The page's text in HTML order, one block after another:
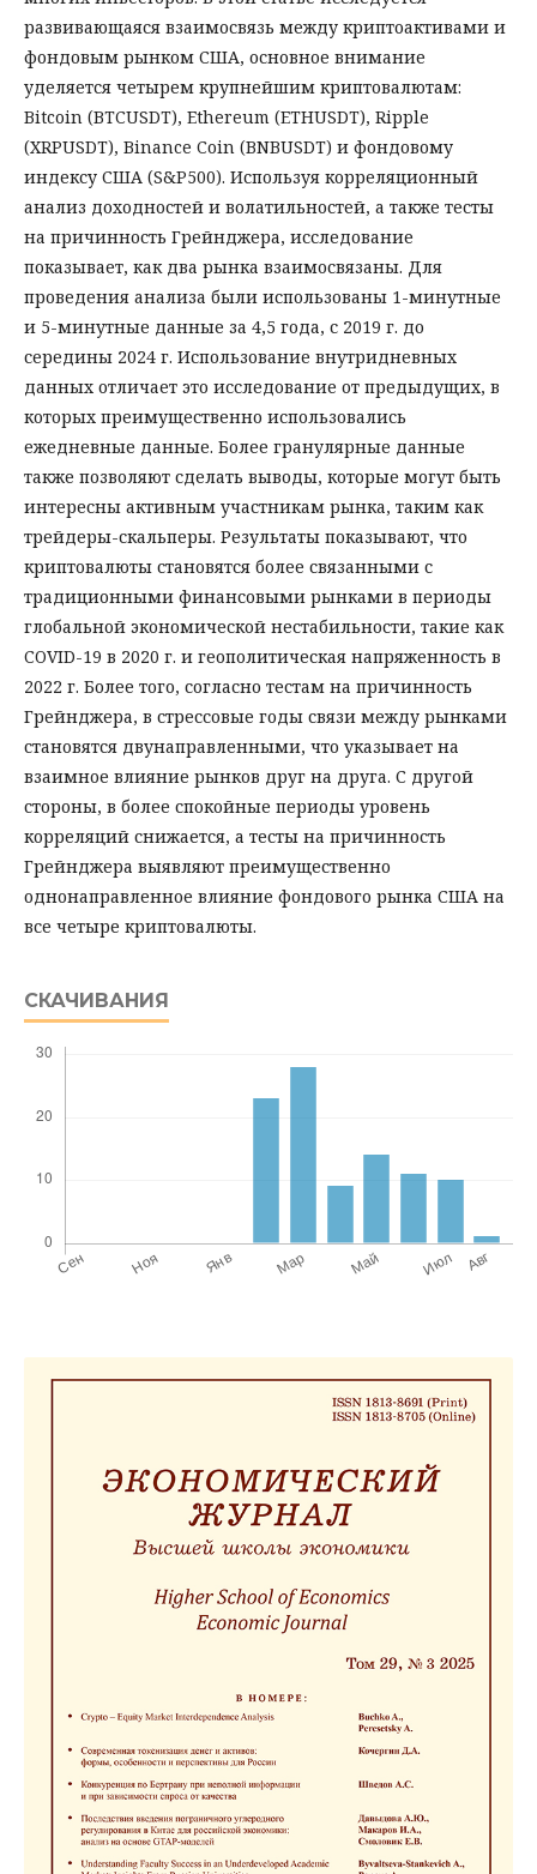
развивающаяся взаимосвязь между криптоактивами и
фондовым рын­ком США, основное внимание
уделяется четырем крупнейшим криптовалютам:
Bitcoin (BTCUSDT), Ethereum (ETHUSDT), Ripple
(XRPUSDT), Binance Coin (BNBUSDT) и фондовому
индексу США (S&P500). Используя корреляционный
анализ доходностей и волатильностей, а также тесты
на причинность Грейнджера, исследование
показывает, как два рынка взаимосвязаны. Для
проведения анализа были использованы 1-минутные
и 5-минутные данные за 4,5 года, с 2019 г. до
середины 2024 г. Использование внутридневных
данных отличает это исследование от предыдущих, в
которых преимущественно использовались
ежедневные данные. Более гранулярные данные
также позволяют сделать выводы, кото­рые могут быть
интересны активным участникам рынка, таким как
трейдеры-скальперы. Результаты показывают, что
криптовалюты становятся более связанными с
традиционными финансовыми рынками в периоды
глобальной экономической нестабильности, та­кие как
COVID-19 в 2020 г. и геополитическая напряженность в
2022 г. Более того, сог­ласно тестам на причинность
Грейнджера, в стрессовые годы связи между рынками
становятся двунаправленными, что указывает на
взаимное влияние рынков друг на друга. С другой
стороны, в более спокойные периоды уровень
корреляций снижается, а тесты на причинность
Грейнджера выявляют преимущественно
однонаправленное влияние фондового рынка США на
все четыре криптовалюты.
СКАЧИВАНИЯ